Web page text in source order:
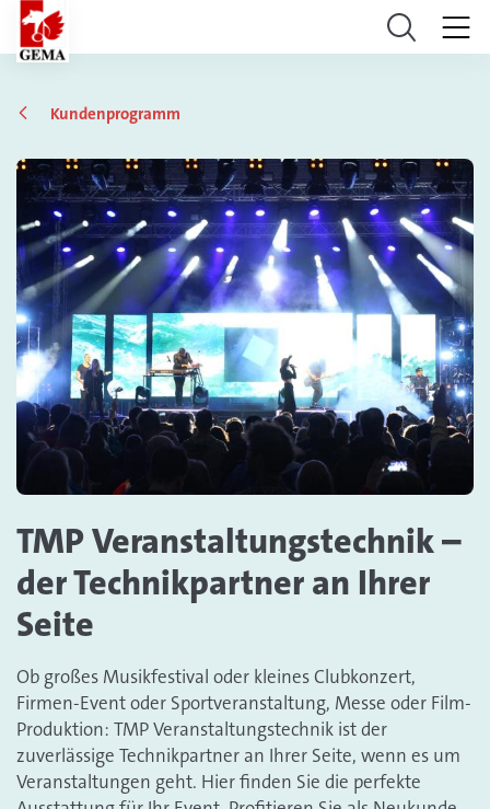
Kundenprogramm
TMP Veranstaltungstechnik –
der Technikpartner an Ihrer
Seite
Ob großes Musikfestival oder kleines Clubkonzert,
Firmen-Event oder Sportveranstaltung, Messe oder Film-
Produktion: TMP Veranstaltungstechnik ist der
zuverlässige Technikpartner an Ihrer Seite, wenn es um
Veranstaltungen geht. Hier finden Sie die perfekte